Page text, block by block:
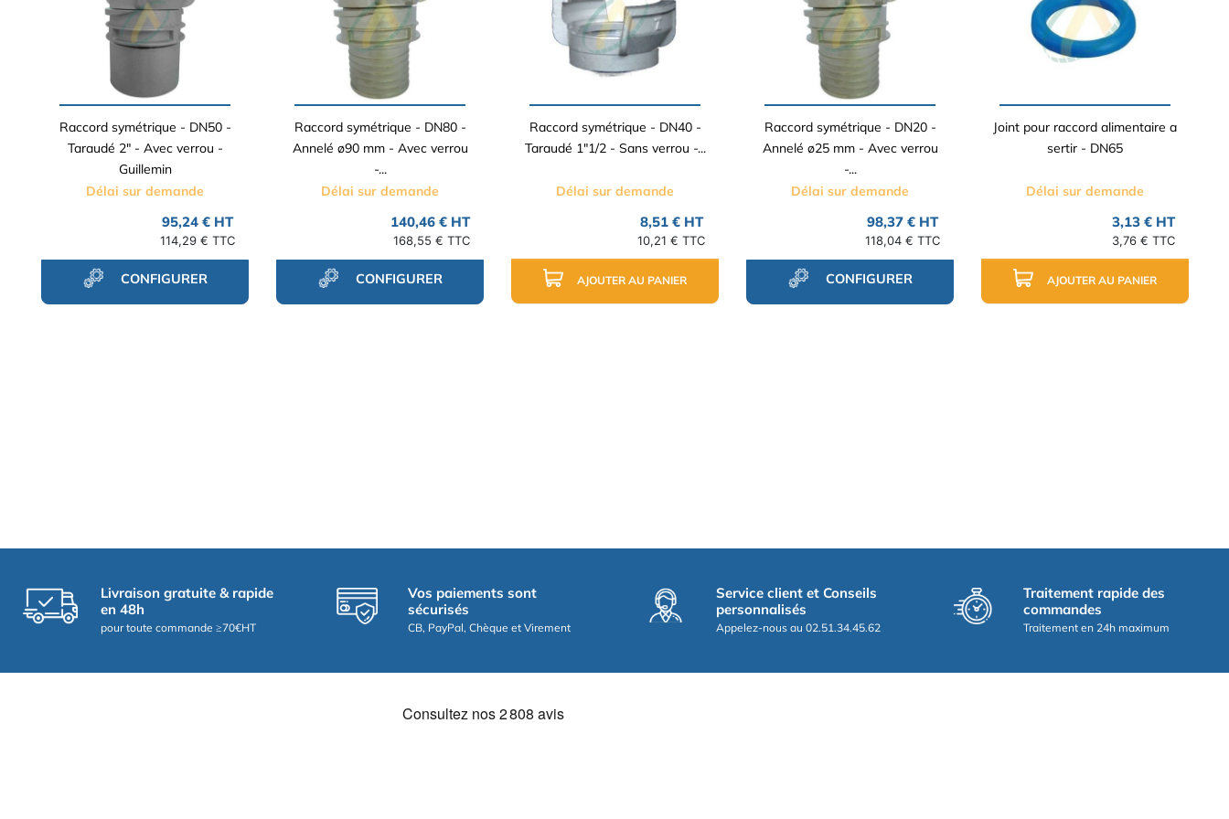
Raccord symétrique - DN50 -
Taraudé 2" - Avec verrou -
Guillemin
Délai sur demande
95,24 € HT
114,29 € TTC
CONFIGURER
Raccord symétrique - DN80 -
Annelé ø90 mm - Avec verrou
-...
Délai sur demande
140,46 € HT
168,55 € TTC
CONFIGURER
Raccord symétrique - DN40 -
Taraudé 1"1/2 - Sans verrou -...
Délai sur demande
8,51 € HT
10,21 € TTC
AJOUTER AU PANIER
Raccord symétrique - DN20 -
Annelé ø25 mm - Avec verrou
-...
Délai sur demande
98,37 € HT
118,04 € TTC
CONFIGURER
Joint pour raccord alimentaire a
sertir - DN65
Délai sur demande
3,13 € HT
3,76 € TTC
AJOUTER AU PANIER
Livraison gratuite & rapide
en 48h
pour toute commande ≥70€HT
Vos paiements sont
sécurisés
CB, PayPal, Chèque et Virement
Service client et Conseils
personnalisés
Appelez-nous au 02.51.34.45.62
Traitement rapide des
commandes
Traitement en 24h maximum